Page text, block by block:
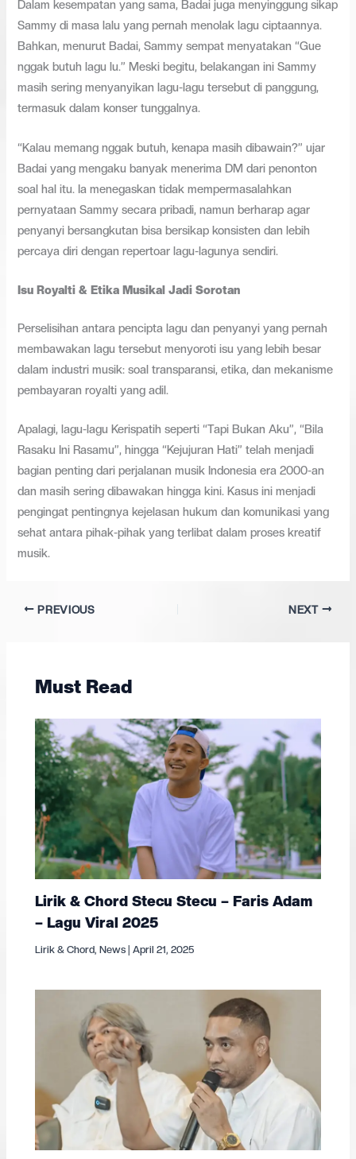
Dalam kesempatan yang sama, Badai juga menyinggung sikap
Sammy di masa lalu yang pernah menolak lagu ciptaannya.
Bahkan, menurut Badai, Sammy sempat menyatakan “Gue
nggak butuh lagu lu.” Meski begitu, belakangan ini Sammy
masih sering menyanyikan lagu-lagu tersebut di panggung,
termasuk dalam konser tunggalnya.
“Kalau memang nggak butuh, kenapa masih dibawain?” ujar
Badai yang mengaku banyak menerima DM dari penonton
soal hal itu. Ia menegaskan tidak mempermasalahkan
pernyataan Sammy secara pribadi, namun berharap agar
penyanyi bersangkutan bisa bersikap konsisten dan lebih
percaya diri dengan repertoar lagu-lagunya sendiri.
Isu Royalti & Etika Musikal Jadi Sorotan
Perselisihan antara pencipta lagu dan penyanyi yang pernah
membawakan lagu tersebut menyoroti isu yang lebih besar
dalam industri musik: soal transparansi, etika, dan mekanisme
pembayaran royalti yang adil.
Apalagi, lagu-lagu Kerispatih seperti “Tapi Bukan Aku”, “Bila
Rasaku Ini Rasamu”, hingga “Kejujuran Hati” telah menjadi
bagian penting dari perjalanan musik Indonesia era 2000-an
dan masih sering dibawakan hingga kini. Kasus ini menjadi
pengingat pentingnya kejelasan hukum dan komunikasi yang
sehat antara pihak-pihak yang terlibat dalam proses kreatif
musik.
PREVIOUS NEXT
Must Read
Lirik & Chord Stecu Stecu – Faris Adam
– Lagu Viral 2025
Lirik & Chord,News |April 21, 2025